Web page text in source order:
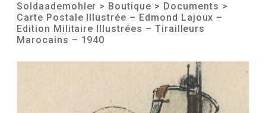
Soldaademohler > Boutique > Documents >
Carte Postale Illustrée – Edmond Lajoux –
Edition Militaire Illustrées – Tirailleurs
Marocains – 1940